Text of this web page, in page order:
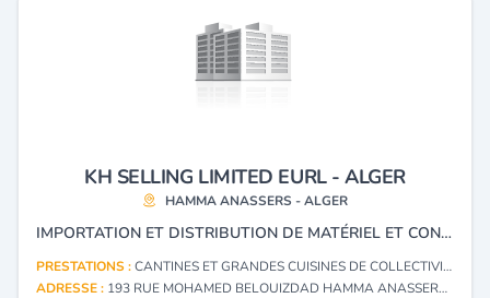
KH SELLING LIMITED EURL - ALGER
HAMMA ANASSERS - ALGER
IMPORTATION ET DISTRIBUTION DE MATÉRIEL ET CONSOMMABLES POUR L'HOTELLERIE LA RESTAURATION ET LES COLLECTIVITES
PRESTATIONS :CANTINES ET GRANDES CUISINES DE COLLECTIVITÉS : FOURNITURES ET MATÉRIEL
ADRESSE : 193 RUE MOHAMED BELOUIZDAD HAMMA ANASSERS - ALGER